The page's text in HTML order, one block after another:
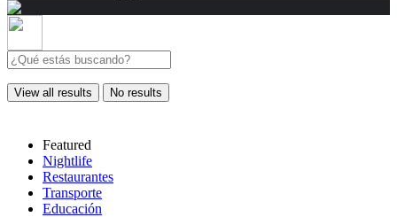
View all results No results
Featured
Nightlife
Restaurantes
Transporte
Educación